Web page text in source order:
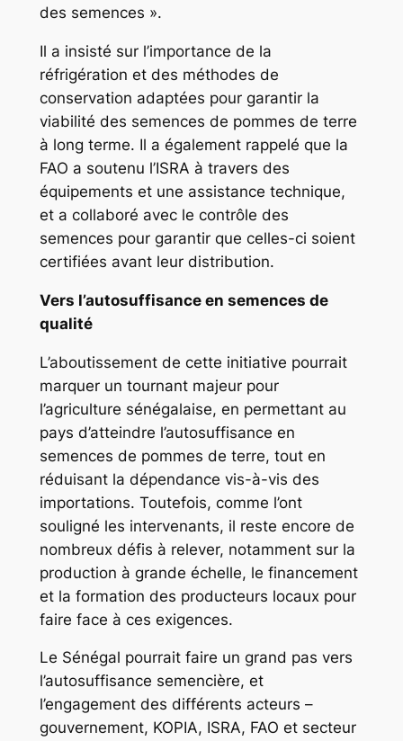
des semences ».
Il a insisté sur l’importance de la
réfrigération et des méthodes de
conservation adaptées pour garantir la
viabilité des semences de pommes de terre
à long terme. Il a également rappelé que la
FAO a soutenu l’ISRA à travers des
équipements et une assistance technique,
et a collaboré avec le contrôle des
semences pour garantir que celles-ci soient
certifiées avant leur distribution.
Vers l’autosuffisance en semences de
qualité
L’aboutissement de cette initiative pourrait
marquer un tournant majeur pour
l’agriculture sénégalaise, en permettant au
pays d’atteindre l’autosuffisance en
semences de pommes de terre, tout en
réduisant la dépendance vis-à-vis des
importations. Toutefois, comme l’ont
souligné les intervenants, il reste encore de
nombreux défis à relever, notamment sur la
production à grande échelle, le financement
et la formation des producteurs locaux pour
faire face à ces exigences.
Le Sénégal pourrait faire un grand pas vers
l’autosuffisance semencière, et
l’engagement des différents acteurs –
gouvernement, KOPIA, ISRA, FAO et secteur